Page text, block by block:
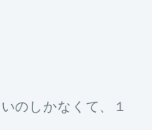
のしかなくて、１